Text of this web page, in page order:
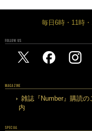
毎日6時・11時
FOLLOW US
MAGAZINE
雑誌『Number』購読の
内
SPECIAL